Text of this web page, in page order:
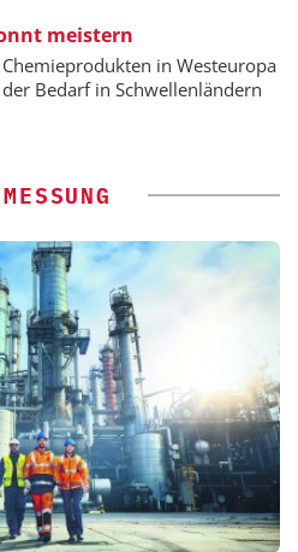
meistern
in Westeuropa
Bedarf in Schwellenländern